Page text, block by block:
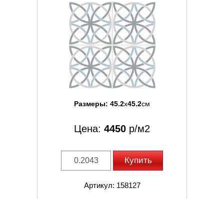
Размеры: 45.2x45.2см
Цена: 4450 р/м2
Купить
Артикул: 158127